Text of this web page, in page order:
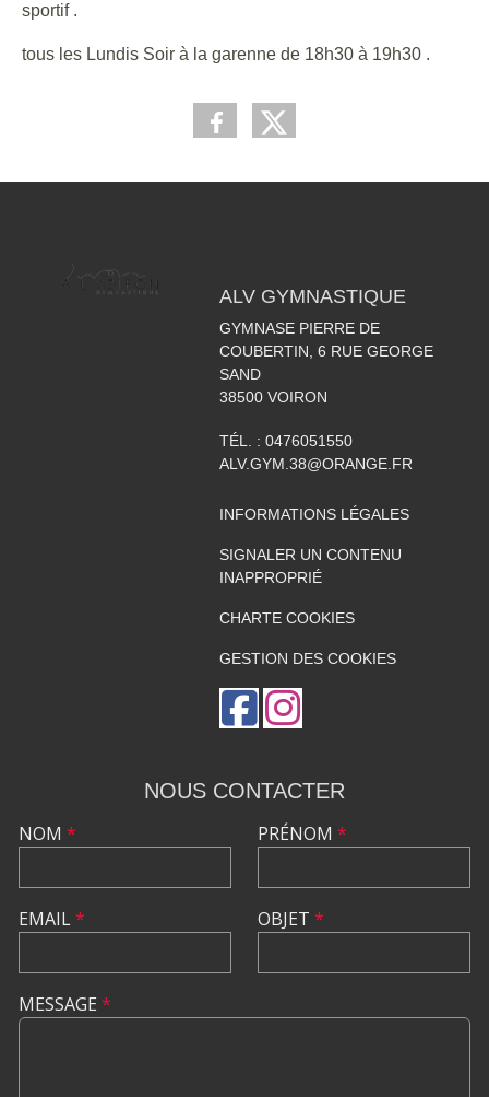
sportif .
tous les Lundis Soir à la garenne de 18h30 à 19h30 .
ALV GYMNASTIQUE
GYMNASE PIERRE DE
COUBERTIN, 6 RUE GEORGE
SAND
38500 VOIRON
TÉL. : 0476051550
ALV.GYM.38@ORANGE.FR
INFORMATIONS LÉGALES
SIGNALER UN CONTENU
INAPPROPRIÉ
CHARTE COOKIES
GESTION DES COOKIES
NOUS CONTACTER
NOM *
EMAIL*
PRÉNOM *
OBJET *
MESSAGE *